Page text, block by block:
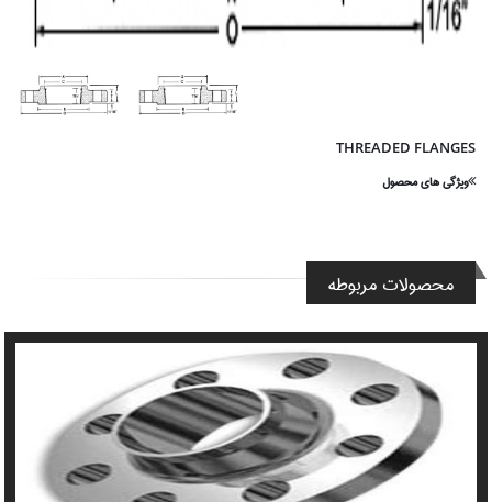
THREADED FLANGES
ویژگی های محصول
محصولات مربوطه